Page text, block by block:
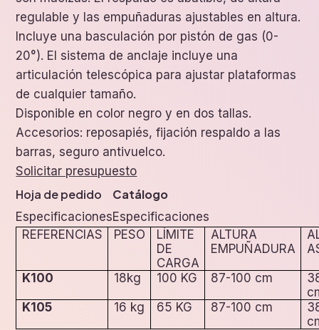
regulable y las empuñaduras ajustables en altura.
Incluye una basculación por pistón de gas (0-
20°). El sistema de anclaje incluye una
articulación telescópica para ajustar plataformas
de cualquier tamaño.
Disponible en color negro y en dos tallas.
Accesorios: reposapiés, fijación respaldo a las
barras, seguro antivuelco.
Solicitar presupuesto
Hoja de pedido Catálogo
EspecificacionesEspecificaciones
REFERENCIAS
PESO
LÍMITE
DE
CARGA
ALTURA
EMPUÑADURA
K100 18kg 100 KG 87-100 cm
K105
16 kg 65 KG 87-100 cm